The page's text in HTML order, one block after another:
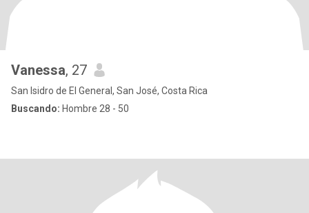
Vanessa, 27
San Isidro de El General, San José, Costa Rica
Buscando: Hombre 28 - 50